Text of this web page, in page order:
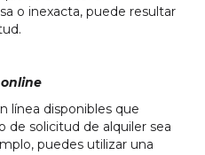
o inexacta, puede resultar
online
línea disponibles que
de solicitud de alquiler sea
puedes utilizar una